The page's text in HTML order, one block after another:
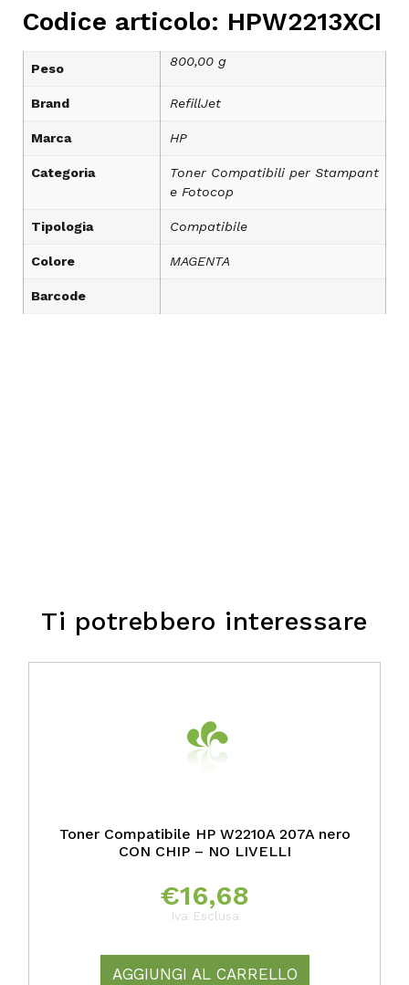
Codice articolo: HPW2213XCI
Peso 800,00 g
Brand RefillJet
Marca HP
Categoria
Toner Compatibili per Stampant
e Fotocop
Tipologia Compatibile
Colore MAGENTA
Barcode
Ti potrebbero interessare
Toner Compatibile HP W2210A 207A nero
CON CHIP – NO LIVELLI
€16,68
Iva Esclusa
AGGIUNGI AL CARRELLO